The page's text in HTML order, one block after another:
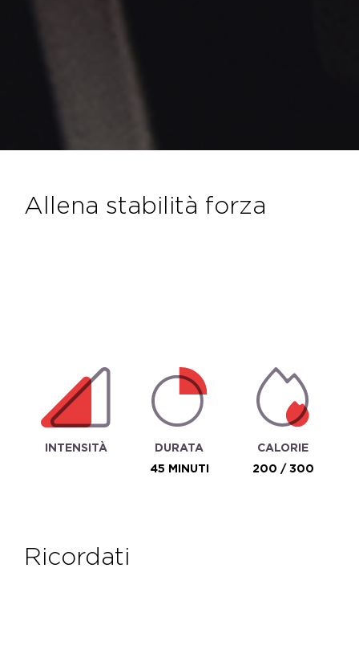
allena stabilità forza
INTENSITÀ
DURATA
45 MINUTI
CALORIE
200 / 300
ricordati